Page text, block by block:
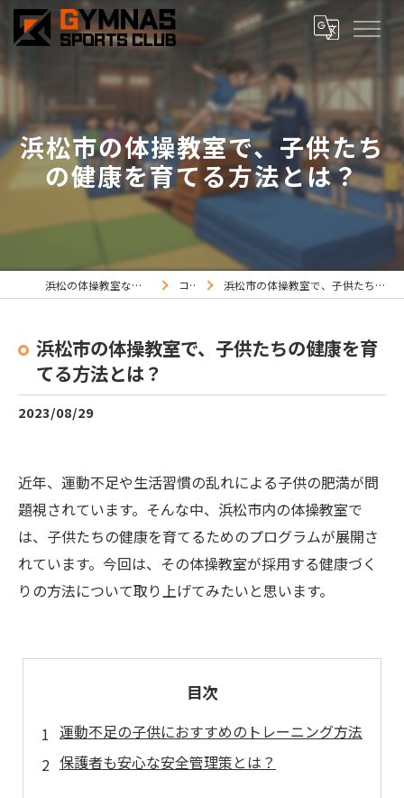
浜松市の体操教室で、子供たち
の健康を育てる方法とは？
浜松の体操教室ならジムナススポーツ コラム 浜松市の体操教室で、子供たちの健康を育てる方法とは？
浜松市の体操教室で、子供たちの健康を育
てる方法とは？
2023/08/29
近年、運動不足や生活習慣の乱れによる子供の肥満が問
題視されています。そんな中、浜松市内の体操教室で
は、子供たちの健康を育てるためのプログラムが展開さ
れています。今回は、その体操教室が採用する健康づく
りの方法について取り上げてみたいと思います。
目次
運動不足の子供におすすめのトレーニング方法
保護者も安心な安全管理策とは？